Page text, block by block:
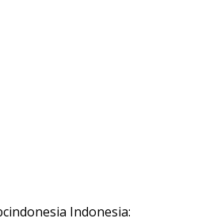
Indonesia: